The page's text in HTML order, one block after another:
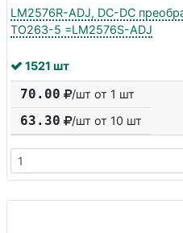
LM2576R-ADJ, DC-DC
TO263-5 =LM2576S-ADJ
1521 шт
70.00 /шт от 1 шт
63.30 /шт от 10 шт